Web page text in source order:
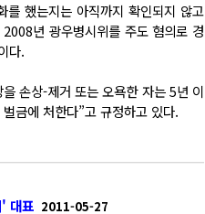
했는지는 아직까지 확인되지 않고
2008년 광우병시위를 주도 혐의로 경
다.
손상-제거 또는 오욕한 자는 5년 이
금에 처한다”고 규정하고 있다.
대표 2011-05-27